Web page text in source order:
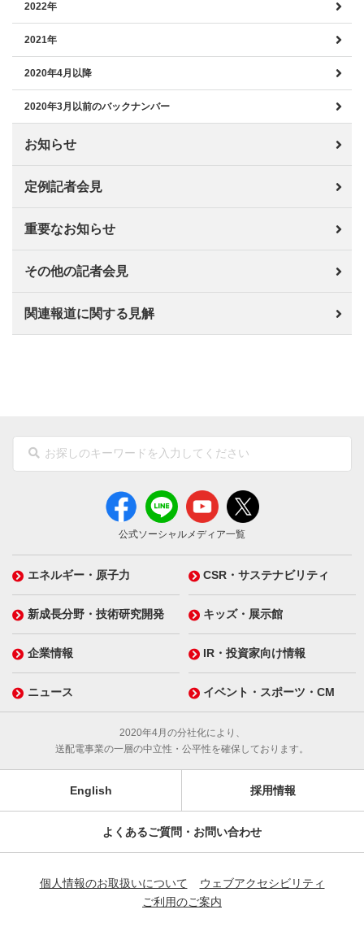
2022年
2021年
2020年4月以降
2020年3月以前のバックナンバー
お知らせ
定例記者会見
重要なお知らせ
その他の記者会見
関連報道に関する見解
公式ソーシャルメディア一覧
エネルギー・原子力 CSR・サステナビリティ
新成長分野・技術研究開発 キッズ・展示館
企業情報 IR・投資家向け情報
ニュース イベント・スポーツ・CM
2020年4月の分社化により、
送配電事業の一層の中立性・公平性を確保しております。
English 採用情報
よくあるご質問・お問い合わせ
個人情報のお取扱いについて
ウェブアクセシビリティ
ご利用のご案内